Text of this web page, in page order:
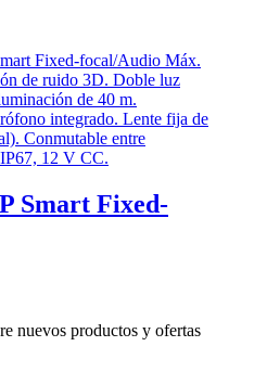
Smart Fixed-
nuevos productos y ofertas